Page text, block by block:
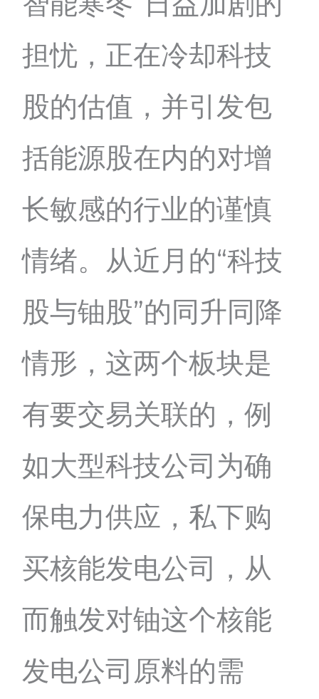
担忧，正在冷却科技
股的估值，并引发包
括能源股在内的对增
长敏感的行业的谨慎
情绪。从近月的“科技
股与铀股”的同升同降
情形，这两个板块是
有要交易关联的，例
如大型科技公司为确
保电力供应，私下购
买核能发电公司，从
而触发对铀这个核能
发电公司原料的需